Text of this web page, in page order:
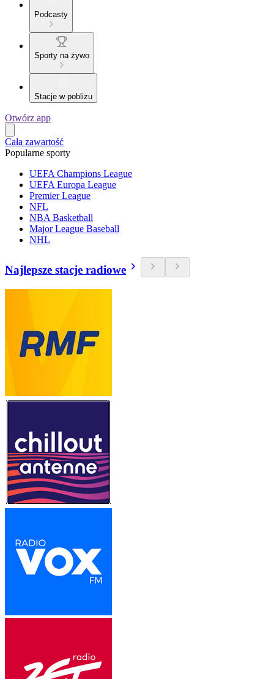
Podcasty
Sporty na żywo
Stacje w pobliżu
Otwórz app
Cała zawartość
Popularne sporty
UEFA Champions League
UEFA Europa League
Premier League
NFL
NBA Basketball
Major League Baseball
NHL
Najlepsze stacje radiowe